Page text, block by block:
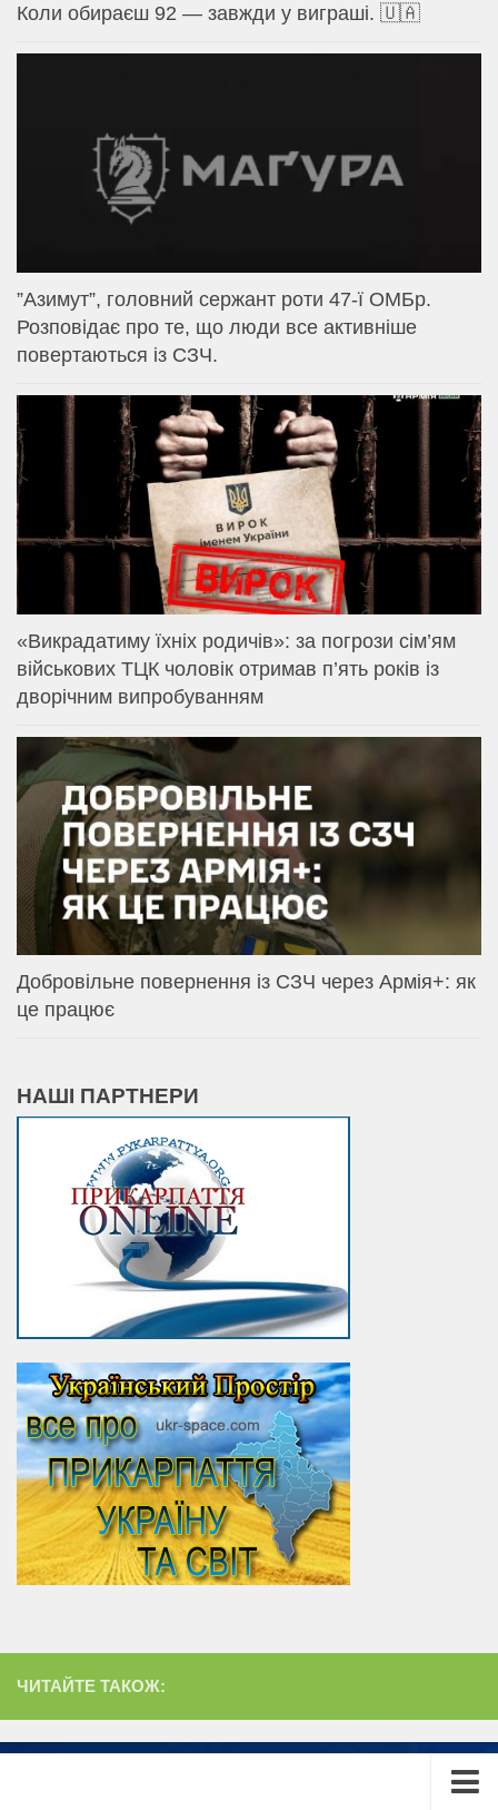
Коли обираєш 92 — завжди у виграші. 🇺🇦
⁨”Азимут”, головний сержант роти 47-ї ОМБр.
Розповідає про те, що люди все активніше
повертаються із СЗЧ.
«Викрадатиму їхніх родичів»: за погрози сім’ям
військових ТЦК чоловік отримав п’ять років із
дворічним випробуванням
Добровільне повернення із СЗЧ через Армія+: як
це працює
НАШІ ПАРТНЕРИ
ЧИТАЙТЕ ТАКОЖ: